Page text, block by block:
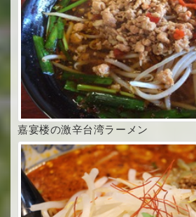
嘉宴楼の激辛台湾ラーメン